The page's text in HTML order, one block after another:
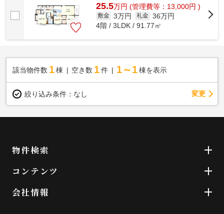
25.5万円 (管理費等：13,000円 )
敷金 3万円 礼金 36万円
4階 / 3LDK / 91.77㎡
該当物件数 1棟 空き数 1 件 1～1 棟を表示
絞り込み条件： なし 変更
物件検索
コンテンツ
会社情報